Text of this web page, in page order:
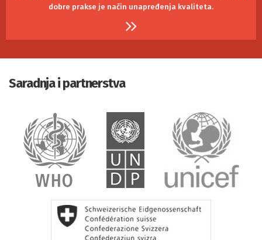
dobre prakse je način unapređenja kvaliteta.
Saradnja i partnerstva